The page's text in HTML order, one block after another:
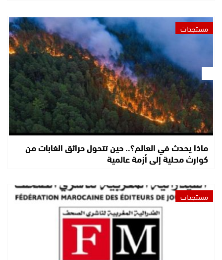
مستجدات
ماذا يحدث في العالم؟.. حين تتحول حرائق الغابات من
كوارث محلية إلى أزمة عالمية
مستجدات